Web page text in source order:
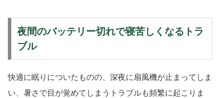
夜間のバッテリー切れで寝苦しくなるトラ
ブル
快適に眠りについたものの、深夜に扇風機が止まってしま
い、暑さで目が覚めてしまうトラブルも頻繁に起こりま